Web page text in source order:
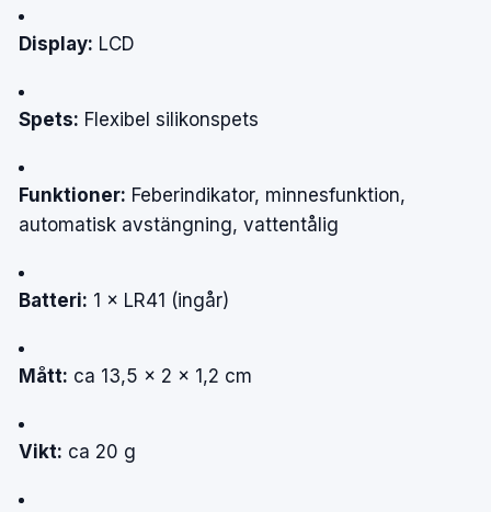
Display: LCD
Spets: Flexibel silikonspets
Funktioner: Feberindikator, minnesfunktion,
automatisk avstängning, vattentålig
Batteri: 1 × LR41 (ingår)
Mått: ca 13,5 × 2 × 1,2 cm
Vikt: ca 20 g